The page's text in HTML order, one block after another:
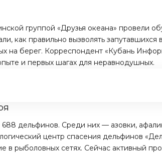
группой «Друзья океана» провели
как правильно вызволять запутавшихся
на берег. Корреспондент «Кубань
и первых шагах для неравнодушных.
дельфинов. Среди них — азовки,
центр спасения дельфинов
в рыболовных сетях. Сейчас активный